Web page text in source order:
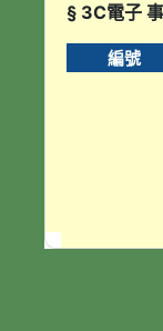
§ 3C電子
編號